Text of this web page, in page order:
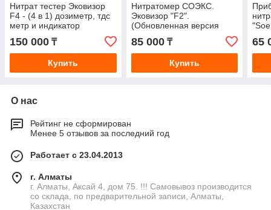
Нитрат тестер Эковизор
F4 - (4 в 1) дозиметр, тдс
метр и индикатор
электромагнитных полей.
Нитратомер
150 000 ₸
Купить
Нитратомер СОЭКС.
Эковизор "F2".
(Обновленная версия
85 000₸
Купить
65
О нас
Рейтинг не сформирован
Менее 5 отзывов за последний год
Работает с 23.04.2013
г. Алматы
г. Алматы, Аксай 4, дом 75. !!! Самовывоз производится
со склада, по предварительной записи, Алматы,
Казахстан